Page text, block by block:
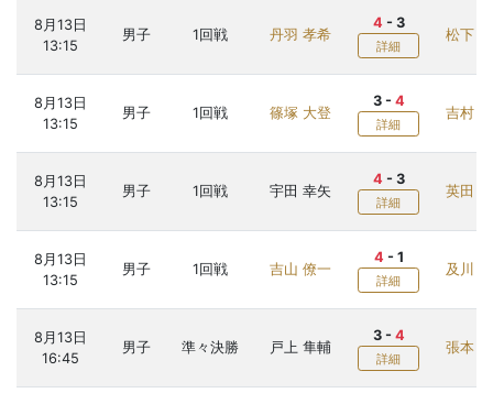
8月13日
13:15
男子 1回戦 丹羽 孝希
4 - 3
詳細
松下
8月13日
13:15
男子 1回戦 篠塚 大登
3- 4
詳細
吉村
8月13日
13:15
男子 1回戦 宇田 幸矢
4 - 3
詳細
英田
8月13日
13:15
男子 1回戦 吉山 僚一
4 - 1
詳細
及川
8月13日
16:45
男子 準々決勝 戸上 隼輔
3- 4
詳細
張本